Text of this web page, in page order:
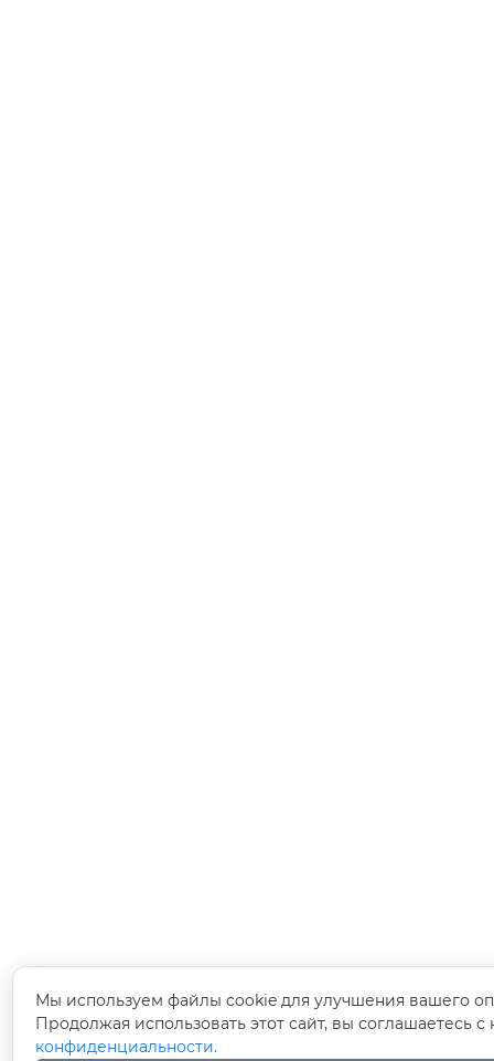
Мы используем файлы cookie для улучшения вашего
Продолжая использовать этот сайт, вы соглашаетесь
конфиденциальности.